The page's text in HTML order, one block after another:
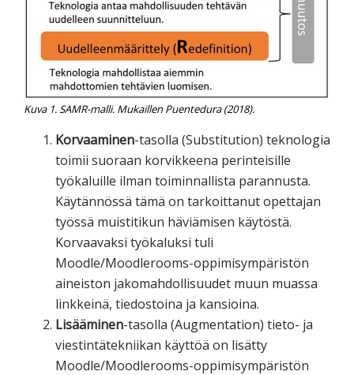
Kuva 1. SAMR-malli. Mukaillen Puentedura (2018).
Korvaaminen-tasolla (Substitution) teknologia
toimii suoraan korvikkeena perinteisille
työkaluille ilman toiminnallista parannusta.
Käytännössä tämä on tarkoittanut opettajan
työssä muistitikun häviämisen käytöstä.
Korvaavaksi työkaluksi tuli
Moodle/Moodlerooms-oppimisympäristön
aineiston jakomahdollisuudet muun muassa
linkkeinä, tiedostoina ja kansioina.
Lisääminen-tasolla (Augmentation) tieto- ja
viestintätekniikan käyttöä on lisätty
Moodle/Moodlerooms-oppimisympäristön